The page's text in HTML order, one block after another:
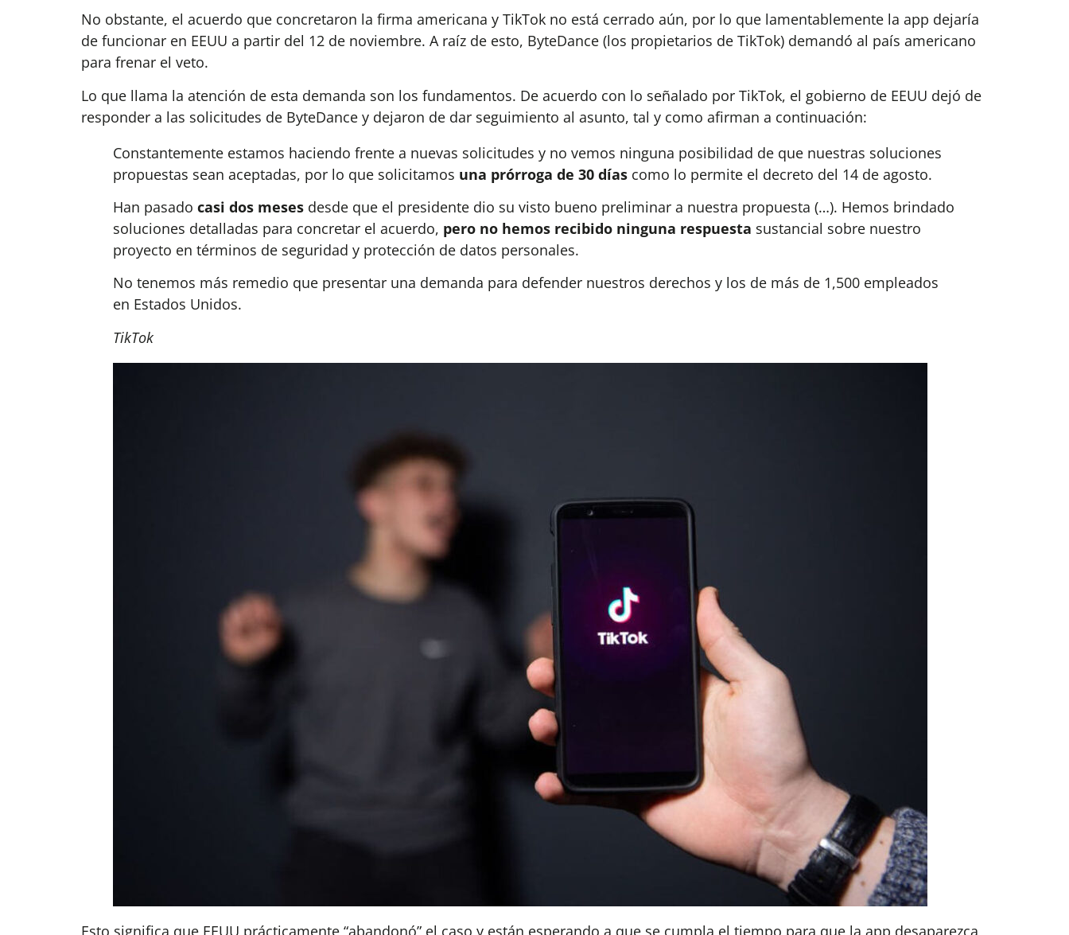
No obstante, el acuerdo que concretaron la firma americana y TikTok no está cerrado aún, por lo que lamentablemente la app dejaría
de funcionar en EEUU a partir del 12 de noviembre. A raíz de esto, ByteDance (los propietarios de TikTok) demandó al país americano
para frenar el veto.
Lo que llama la atención de esta demanda son los fundamentos. De acuerdo con lo señalado por TikTok, el gobierno de EEUU dejó de
responder a las solicitudes de ByteDance y dejaron de dar seguimiento al asunto, tal y como afirman a continuación:
Constantemente estamos haciendo frente a nuevas solicitudes y no vemos ninguna posibilidad de que nuestras soluciones
propuestas sean aceptadas, por lo que solicitamos una prórroga de 30 días como lo permite el decreto del 14 de agosto.
Han pasado casi dos meses desde que el presidente dio su visto bueno preliminar a nuestra propuesta (…). Hemos brindado
soluciones detalladas para concretar el acuerdo, pero no hemos recibido ninguna respuesta sustancial sobre nuestro
proyecto en términos de seguridad y protección de datos personales.
No tenemos más remedio que presentar una demanda para defender nuestros derechos y los de más de 1,500 empleados
en Estados Unidos.
TikTok
Esto significa que EEUU prácticamente “abandonó” el caso y están esperando a que se cumpla el tiempo para que la app desaparezca